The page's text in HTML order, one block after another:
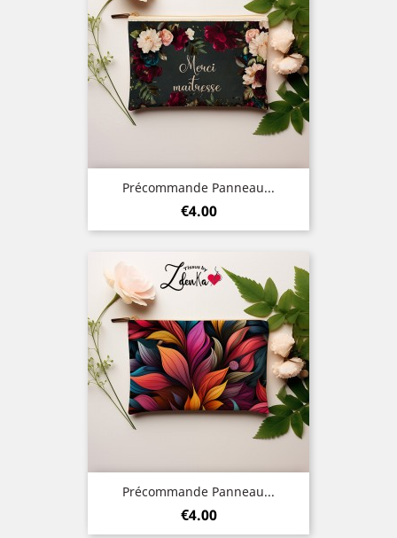
Précommande Panneau...
Price
€4.00
Précommande Panneau...
Price
€4.00